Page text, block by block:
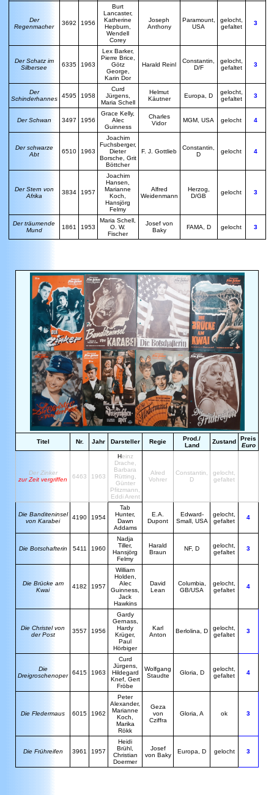
Der
Regenmacher
3692 1956
Burt
Lancaster,
Katherine
Hepburn,
Wendell
Corey
Joseph
Anthony
Paramount,
USA
gelocht,
gefaltet
3
Der Schatz im
Silbersee
6335 1963
Lex Barker,
Pierre Brice,
Götz
George,
Karin Dor
Harald Reinl
Constantin,
D/F
gelocht,
gefaltet
3
Der
Schinderhannes
4595 1958
Curd
Jürgens,
Maria Schell
Helmut
Käutner
Europa, D
gelocht,
gefaltet
3
Der Schwan 3497 1956
Grace Kelly,
Alec
Guinness
Charles
Vidor
MGM, USA gelocht 4
Der schwarze
Abt
6510 1963
Joachim
Fuchsberger,
Dieter
Borsche, Grit
Böttcher
F. J. Gottlieb
Constantin,
D
gelocht 4
Der Stern von
Afrika
3834 1957
Joachim
Hansen,
Marianne
Koch,
Hansjörg
Felmy
Alfred
Weidenmann
Herzog,
D/GB
gelocht 3
Der träumende
Mund
1861 1953
Maria Schell,
O. W.
Fischer
Josef von
Baky
FAMA, D gelocht 3
Titel Nr. Jahr Darsteller Regie
Prod./
Land
Zustand
Preis
Euro
Der Zinker
zur Zeit vergriffen
6463 1963
Heinz
Drache,
Barbara
Rütting,
Günter
Pfitzmann,
Eddi Arent
Alred
Vohrer
Constantin,
D
gelocht,
gefaltet
Die Banditeninsel
von Karabei
4190 1954
Tab
Hunter,
Dawn
Addams
E.A.
Dupont
Edward-
Small, USA
gelocht,
gefaltet
4
Die Botschafterin 5411 1960
Nadja
Tiller,
Hansjörg
Felmy
Harald
Braun
NF, D
gelocht,
gefaltet
3
Die Brücke am
Kwai
4182 1957
William
Holden,
Alec
Guinness,
Jack
Hawkins
David
Lean
Columbia,
GB/USA
gelocht,
gefaltet
4
Die Christel von
der Post
3557 1956
Gardy
Gernass,
Hardy
Krüger,
Paul
Hörbiger
Karl
Anton
Berlolina, D
gelocht,
gefaltet
3
Die
Dreigroschenoper
6415 1963
Curd
Jürgens,
Hildegard
Knef, Gert
Fröbe
Wolfgang
Staudte
Gloria, D
gelocht,
gefaltet
4
Die Fledermaus 6015 1962
Peter
Alexander,
Marianne
Koch,
Marika
Rökk
Geza
von
Cziffra
Gloria, A ok 3
Die Frühreifen 3961 1957
Heidi
Brühl,
Christian
Doermer
Josef
von Baky
Europa, D gelocht 3